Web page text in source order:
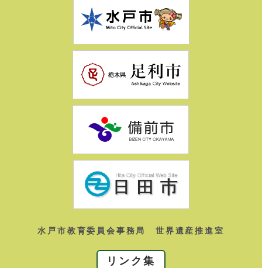
水戸市教育委員会事務局 世界遺産推進室
リンク集